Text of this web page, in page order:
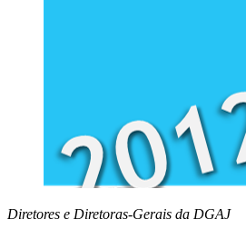
Diretores e Diretoras-Gerais da DGAJ